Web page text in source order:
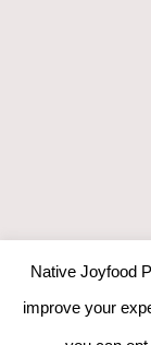
Native Joyfood
improve your